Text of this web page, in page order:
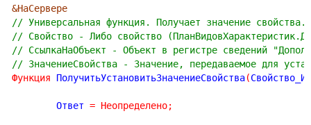
&НаСервере
// Универсальная функция. Получает значение
// Свойство - Либо свойство
// СсылкаНаОбъект - Объект в регистре сведений
// ЗначениеСвойства - Значение, передаваемое для
Функция ПолучитьУстановитьЗначениеСвойства(
	Ответ
= Неопределено;